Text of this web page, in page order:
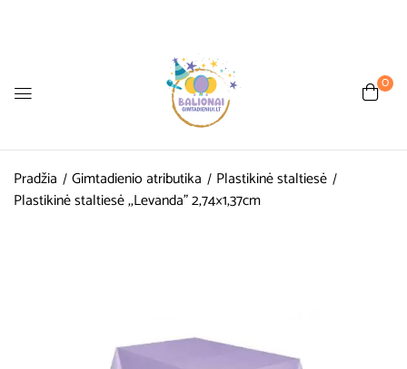
0
Pradžia Gimtadienio atributika
Plastikinė staltiesė
Plastikinė staltiesė ,,Levanda” 2,74×1,37cm